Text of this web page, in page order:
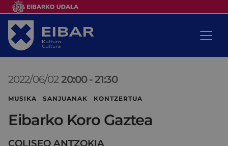
2022/06/02 20:00 -21:30
MUSIKA SANJUANAK KONTZERTUA
Eibarko Koro Gaztea
COLISEO ANTZOKIA